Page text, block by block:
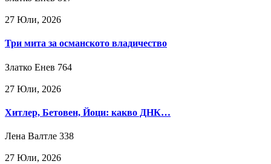
27 Юли, 2026
Три мита за османското владичество
Златко Енев 764
27 Юли, 2026
Хитлер, Бетовен, Йоци: какво ДНК…
Лена Валтле 338
27 Юли, 2026